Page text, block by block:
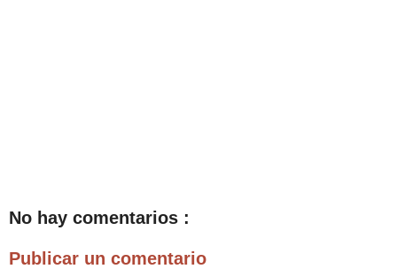
No hay comentarios :
Publicar un comentario